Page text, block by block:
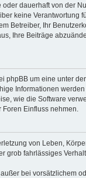
dauerhaft von der
keine Verantwortung
Betreiber, Ihr
Ihre Beiträge
phpBB um eine unter der
Informationen
wie die Software
Foren Einfluss nehmen.
von Leben,
grob fahrlässiges
bei vorsätzlichem